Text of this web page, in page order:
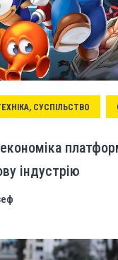
СУСПІЛЬСТВО
індустрію